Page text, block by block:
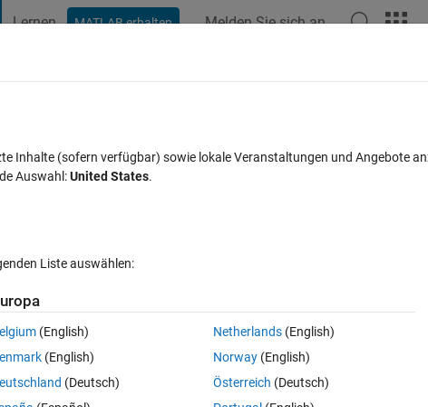
Lernen MATLAB erhalten Melden Sie sich an
switching signal to a particular value
0 Stimmen
of my inverter ..i was trying to implement the block using s function
Inhalte (sofern verfügbar) sowie lokale Veranstaltungen und Angebote
Auswahl:United States.
Liste auswählen:
(English)
(English)
(Deutsch)
Netherlands(English)
Norway(English)
Österreich (Deutsch)